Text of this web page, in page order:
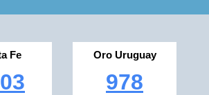
Fe Oro Uruguay
978